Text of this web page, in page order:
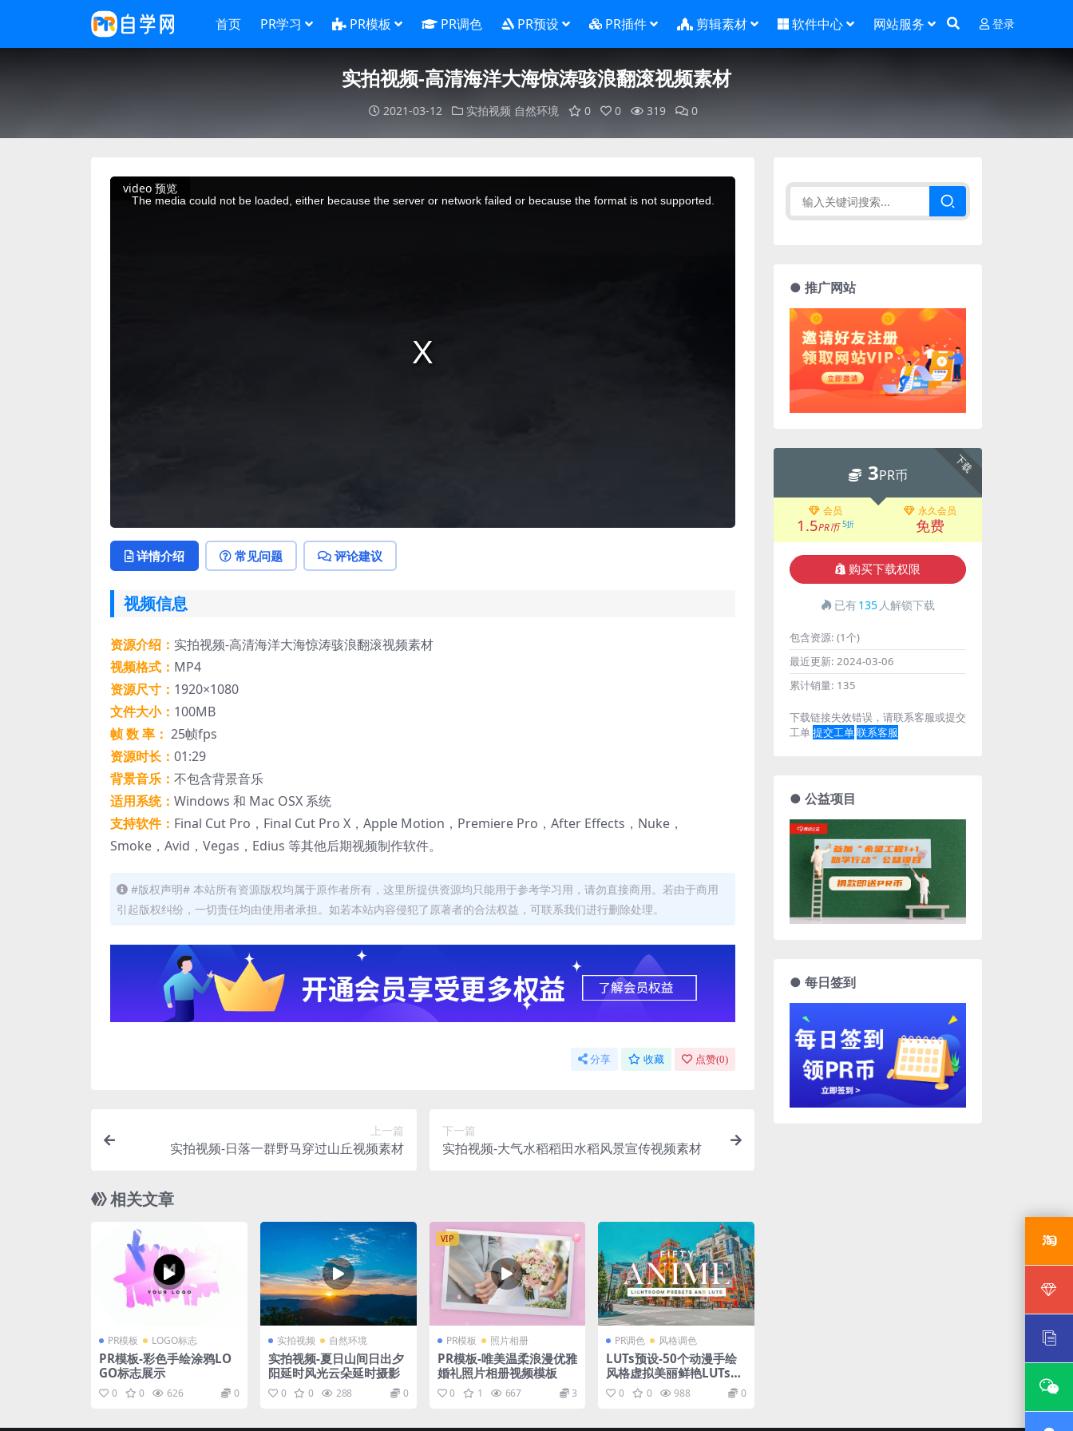
首页 PR学习 PR模板 PR调色 PR预设 PR插件 剪辑素材 软件中心 网站服务 登录
实拍视频-高清海洋大海惊涛骇浪翻滚视频素材
2021-03-12 实拍视频 自然环境 0 0 319 0
video 预览
This
The media could not be loaded, either because the server or network failed or because the format is not supported.
详情介绍 常见问题 评论建议
视频信息
资源介绍： 实拍视频-高清海洋大海惊涛骇浪翻滚视频素材
视频格式： MP4
资源尺寸： 1920×1080
文件大小： 100MB
帧 数 率： 25帧fps
资源时长： 01:29
背景音乐： 不包含背景音乐
适用系统： Windows 和 Mac OSX 系统
支持软件： Final Cut Pro，Final Cut Pro X，Apple Motion，Premiere Pro，After Effects，Nuke，
Smoke，Avid，Vegas，Edius 等其他后期视频制作软件。
#版权声明# 本站所有资源版权均属于原作者所有，这里所提供资源均只能用于参考学习用，请勿直接商用。若由于商用
引起版权纠纷，一切责任均由使用者承担。如若本站内容侵犯了原著者的合法权益，可联系我们进行删除处理。
分享 收藏 点赞(0)
上一篇
实拍视频-日落一群野马穿过山丘视频素材
下一篇
实拍视频-大气水稻稻田水稻风景宣传视频素材
相关文章
PR模板 LOGO标志
PR模板-彩色手绘涂鸦LO
GO标志展示
0 0 626 0
实拍视频 自然环境
实拍视频-夏日山间日出夕
阳延时风光云朵延时摄影
0 0 288 0
VIP
PR模板 照片相册
PR模板-唯美温柔浪漫优雅
婚礼照片相册视频模板
0 1 667 3
PR调色 风格调色
LUTs预设-50个动漫手绘
风格虚拟美丽鲜艳LUTs调
色预设和Lightroom预设
0 0 988 0
● 推广网站
下载
3PR币
会员
1.5PR币 5折
永久会员
免费
购买下载权限
已有135 人解锁下载
包含资源: (1个)
最近更新: 2024-03-06
累计销量: 135
下载链接失效错误，请联系客服或提交
工单提交工单联系客服
● 公益项目
● 每日签到